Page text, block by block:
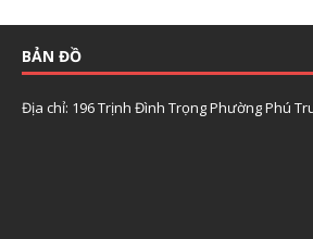
BẢN ĐỒ
Địa chỉ: 196 Trịnh Đình Trọng Phường Phú